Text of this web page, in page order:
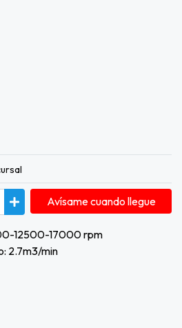
Avísame cuando llegue
12500-17000 rpm
2.7m3/min